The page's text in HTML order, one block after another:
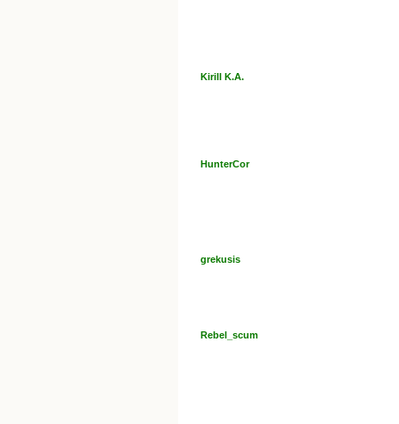
Kirill K.A.
HunterCor
grekusis
Rebel_scum